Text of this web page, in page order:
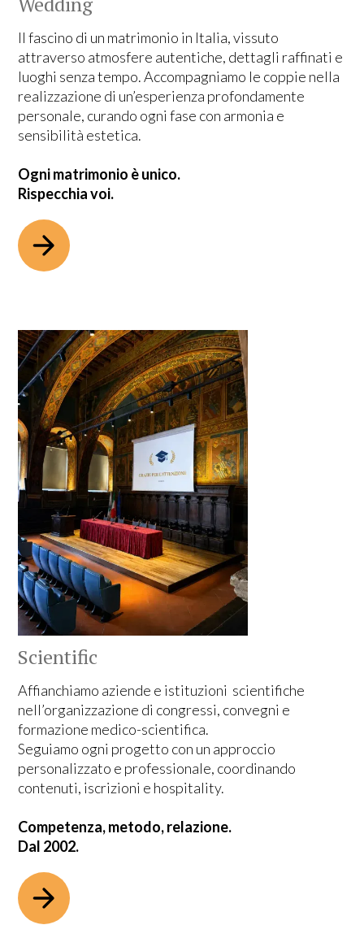
Il fascino di un matrimonio in Italia, vissuto
attraverso atmosfere autentiche, dettagli raffinati e
luoghi senza tempo. Accompagniamo le coppie nella
realizzazione di un’esperienza profondamente
personale, curando ogni fase con armonia e
sensibilità estetica.
Ogni matrimonio è unico.
Rispecchia voi.
Scientific
Affianchiamo aziende e istituzioni scientifiche
nell’organizzazione di congressi, convegni e
formazione medico-scientifica.
Seguiamo ogni progetto con un approccio
personalizzato e professionale, coordinando
contenuti, iscrizioni e hospitality.
Competenza, metodo, relazione.
Dal 2002.